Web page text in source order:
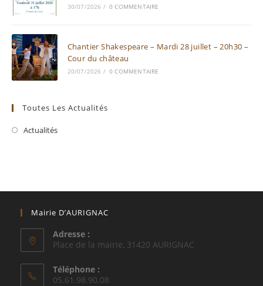
30/07/2026 / 0 COMMENTAIRE
Chantier Shakespeare – Mardi 28 juillet – 20h30 –
Cour du château
20/07/2026 / 0 COMMENTAIRE
Toutes Les Actualités
Actualités
Mairie D’AURIGNAC
Adresse :
Place de la mairie, 31420 AURIGNAC
Téléphone :
05.61.98.90.08